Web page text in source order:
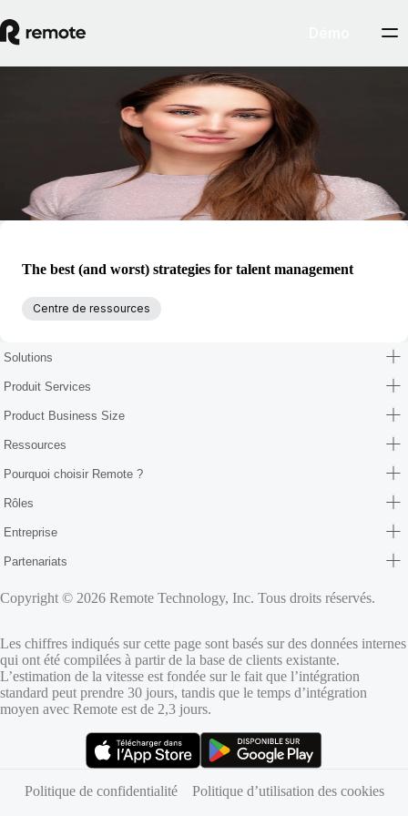
Gillian O'Brien
Gillian O'Brien est General Manager de Remote Talent and Jobs chez
Remote.
The best (and worst) strategies for talent management
Centre de ressources
Solutions
Produit Services
Product Business Size
Ressources
Pourquoi choisir Remote ?
Rôles
Entreprise
Partenariats
Copyright © 2026 Remote Technology, Inc. Tous droits réservés.
Les chiffres indiqués sur cette page sont basés sur des données internes
qui ont été compilées à partir de la base de clients existante.
L’estimation de la vitesse est fondée sur le fait que l’intégration
standard peut prendre 30 jours, tandis que le temps d’intégration
moyen avec Remote est de 2,3 jours.
Politique de confidentialité
Politique d’utilisation des cookies